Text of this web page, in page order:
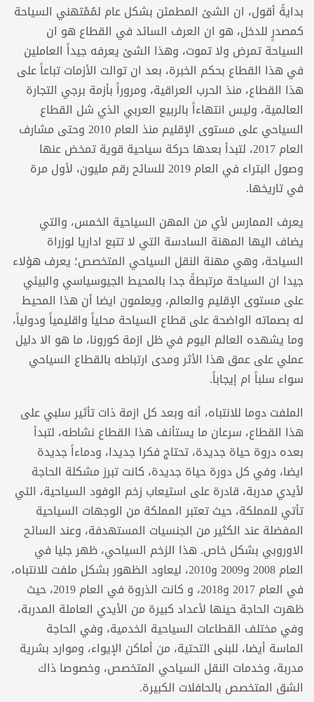
بدايةً أقول، ان الشئ المطمئن بشكل عام لمُمْتهني السياحة
كمصدرٍ للدخل، هو ان العرف السائد في القطاع هو ان
السياحة تمرض ولا تموت، وهذا الشئ يعرفه جيداً العاملين
في هذا القطاع بحكم الخبرة، بعد ان توالت الأزمات تباعاً على
هذا القطاع، منذ الحرب العراقية، ومروراً بأزمة برجي التجارة
العالمية، وليس انتهاءاً بالربيع العربي الذي شل القطاع
السياحي على مستوى الإقليم منذ العام 2010 وحتى مشارف
العام 2017، لتبدأ بعدها حركة سياحية قوية تمخض عنها
وصول البتراء في العام 2019 للسائح رقم مليون، لأول مرة
في تاريخها.
يعرف الممارس لأي من المهن السياحية الخمس، والتي
يضاف اليها المهنة السادسة التي لا تتبع اداريا لوزراة
السياحة، وهي مهنة النقل السياحي المتخصص؛ يعرف هؤلاء
جيدا ان السياحة مرتبطةً جدا بالمحيط الجيوسياسي والبيئي
على مستوى الإقليم والعالم، ويعلمون ايضا أن هذا المحيط
له بصماته الواضحة على قطاع السياحة محلياً واقليمياً ودولياً،
وما يشهده العالم اليوم في ظل ازمة كورونا، ما هو الا دليل
عملي على عمق هذا الأثر ومدى ارتباطه بالقطاع السياحي
سواء سلباً ام إيجاباً.
الملفت دوما للانتباه، أنه وبعد كل ازمة ذات تأثير سلبي على
هذا القطاع، سرعان ما يستأنف هذا القطاع نشاطه، لتبدأ
بعده دروة حياة جديدة، تحتاج فكرا جديدا، ودماءاً جديدة
ايضا، وفي كل دورة حياة جديدة، كانت تبرز مشكلة الحاجة
لأيدي مدربة، قادرة على استيعاب زخم الوفود السياحية، التي
تأتي للمملكة، حيث تعتبر المملكة من الوجهات السياحية
المفضلة عند الكثير من الجنسيات المستهدفة، وعند السائح
الاوروبي بشكل خاص. هذا الزخم السياحي، ظهر جليا في
العام 2008 و2009 و2010، ليعاود الظهور بشكل ملفت للانتباه،
في العام 2017 و2018، و كانت الذروة في العام 2019، حيث
ظهرت الحاجة حينها لأعداد كبيرة من الأيدي العاملة المدربة،
وفي مختلف القطاعات السياحية الخدمية، وفي الحاجة
الماسة أيضا، للبنى التحتية، من أماكن الإيواء، وموارد بشرية
مدربة، وخدمات النقل السياحي المتخصص، وخصوصا ذاك
الشق المتخصص بالحافلات الكبيرة.